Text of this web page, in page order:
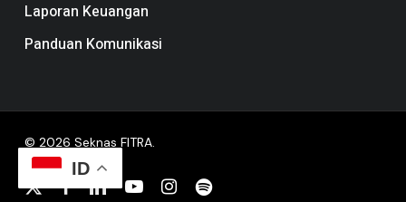
Laporan Keuangan
Panduan Komunikasi
© 2026 Seknas FITRA.
linkedinyoutubeinstagramspotify
ID